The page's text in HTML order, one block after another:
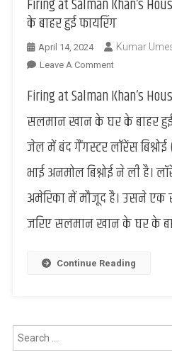
Firing at Salman Khan’s
के बाहर हुई फायरिंग
April 14, 2024 Kumar
Leave A CommentOn
At
Salman
Khan’s
House
सलमान
खान
घर
बाहर
Firing at Salman Khan’s
सलमान खान के घर के बाहर हुई
जेल में बंद गैंगस्टर लॉरेंस
भाई अनमोल बिश्नोई ने ली है।
अमेरिका में मौजूद है। उसने एक
जरिए सलमान खान के घर के
Continue Reading